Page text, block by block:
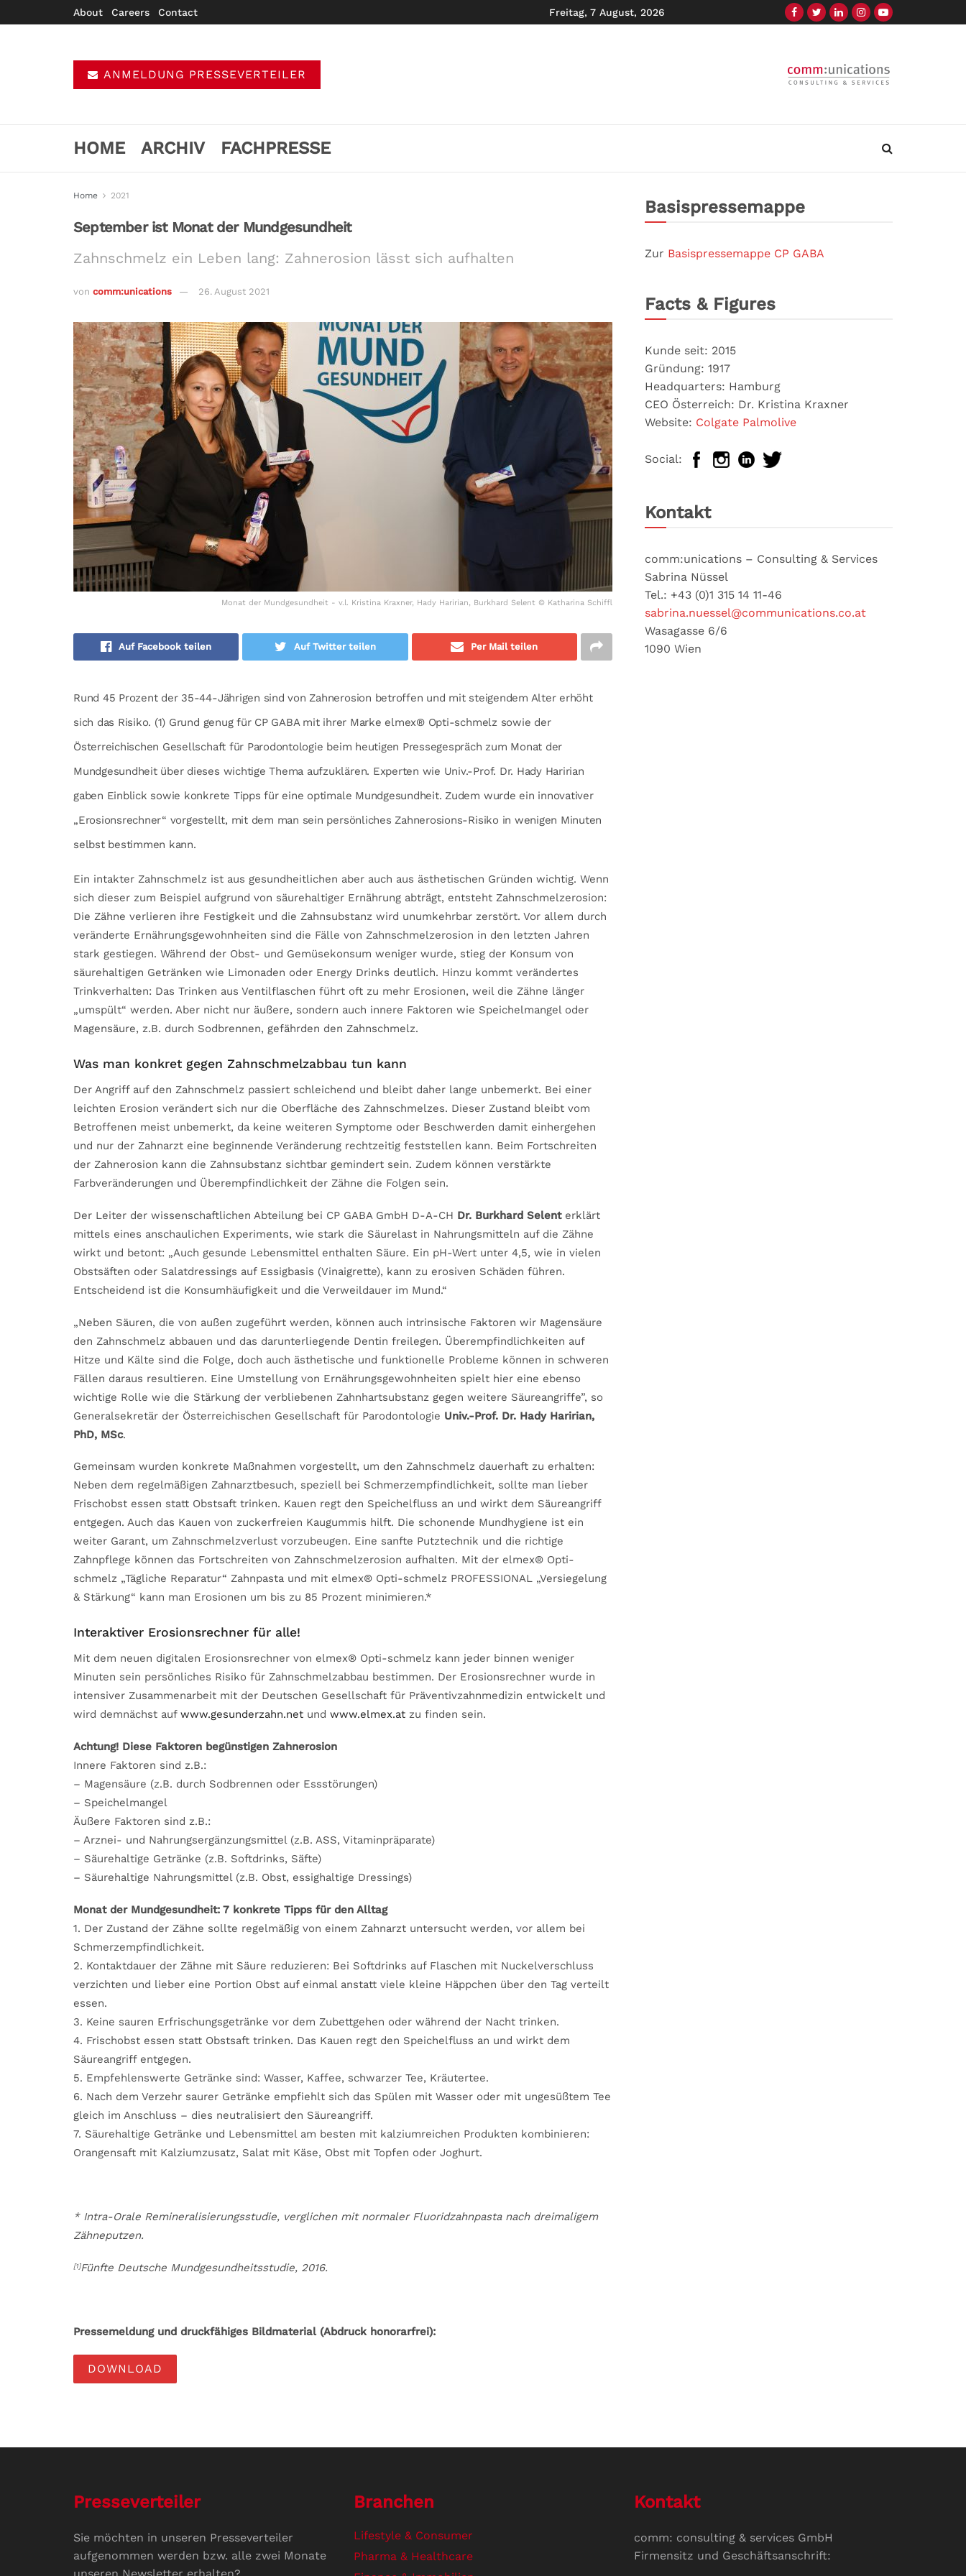
About Careers Contact Freitag, 7 August, 2026
ANMELDUNG PRESSEVERTEILER
HOME ARCHIV FACHPRESSE
Home 2021
September ist Monat der Mundgesundheit
Zahnschmelz ein Leben lang: Zahnerosion lässt sich aufhalten
von comm:unications 26. August 2021
Monat der Mundgesundheit - v.l. Kristina Kraxner, Hady Haririan, Burkhard Selent © Katharina Schiffl
Auf Facebook teilen Auf Twitter teilen Per Mail teilen
Rund 45 Prozent der 35-44-Jährigen sind von Zahnerosion betroffen und mit steigendem Alter erhöht
sich das Risiko. (1) Grund genug für CP GABA mit ihrer Marke elmex® Opti-schmelz sowie der
Österreichischen Gesellschaft für Parodontologie beim heutigen Pressegespräch zum Monat der
Mundgesundheit über dieses wichtige Thema aufzuklären. Experten wie Univ.-Prof. Dr. Hady Haririan
gaben Einblick sowie konkrete Tipps für eine optimale Mundgesundheit. Zudem wurde ein innovativer
„Erosionsrechner“ vorgestellt, mit dem man sein persönliches Zahnerosions-Risiko in wenigen Minuten
selbst bestimmen kann.
Ein intakter Zahnschmelz ist aus gesundheitlichen aber auch aus ästhetischen Gründen wichtig. Wenn
sich dieser zum Beispiel aufgrund von säurehaltiger Ernährung abträgt, entsteht Zahnschmelzerosion:
Die Zähne verlieren ihre Festigkeit und die Zahnsubstanz wird unumkehrbar zerstört. Vor allem durch
veränderte Ernährungsgewohnheiten sind die Fälle von Zahnschmelzerosion in den letzten Jahren
stark gestiegen. Während der Obst- und Gemüsekonsum weniger wurde, stieg der Konsum von
säurehaltigen Getränken wie Limonaden oder Energy Drinks deutlich. Hinzu kommt verändertes
Trinkverhalten: Das Trinken aus Ventilflaschen führt oft zu mehr Erosionen, weil die Zähne länger
„umspült“ werden. Aber nicht nur äußere, sondern auch innere Faktoren wie Speichelmangel oder
Magensäure, z.B. durch Sodbrennen, gefährden den Zahnschmelz.
Was man konkret gegen Zahnschmelzabbau tun kann
Der Angriff auf den Zahnschmelz passiert schleichend und bleibt daher lange unbemerkt. Bei einer
leichten Erosion verändert sich nur die Oberfläche des Zahnschmelzes. Dieser Zustand bleibt vom
Betroffenen meist unbemerkt, da keine weiteren Symptome oder Beschwerden damit einhergehen
und nur der Zahnarzt eine beginnende Veränderung rechtzeitig feststellen kann. Beim Fortschreiten
der Zahnerosion kann die Zahnsubstanz sichtbar gemindert sein. Zudem können verstärkte
Farbveränderungen und Überempfindlichkeit der Zähne die Folgen sein.
Der Leiter der wissenschaftlichen Abteilung bei CP GABA GmbH D-A-CH Dr. Burkhard Selenterklärt
mittels eines anschaulichen Experiments, wie stark die Säurelast in Nahrungsmitteln auf die Zähne
wirkt und betont: „Auch gesunde Lebensmittel enthalten Säure. Ein pH-Wert unter 4,5, wie in vielen
Obstsäften oder Salatdressings auf Essigbasis (Vinaigrette), kann zu erosiven Schäden führen.
Entscheidend ist die Konsumhäufigkeit und die Verweildauer im Mund.“
„Neben Säuren, die von außen zugeführt werden, können auch intrinsische Faktoren wir Magensäure
den Zahnschmelz abbauen und das darunterliegende Dentin freilegen. Überempfindlichkeiten auf
Hitze und Kälte sind die Folge, doch auch ästhetische und funktionelle Probleme können in schweren
Fällen daraus resultieren. Eine Umstellung von Ernährungsgewohnheiten spielt hier eine ebenso
wichtige Rolle wie die Stärkung der verbliebenen Zahnhartsubstanz gegen weitere Säureangriffe”, so
Generalsekretär der Österreichischen Gesellschaft für Parodontologie Univ.-Prof. Dr. Hady Haririan,
PhD, MSc.
Gemeinsam wurden konkrete Maßnahmen vorgestellt, um den Zahnschmelz dauerhaft zu erhalten:
Neben dem regelmäßigen Zahnarztbesuch, speziell bei Schmerzempfindlichkeit, sollte man lieber
Frischobst essen statt Obstsaft trinken. Kauen regt den Speichelfluss an und wirkt dem Säureangriff
entgegen. Auch das Kauen von zuckerfreien Kaugummis hilft. Die schonende Mundhygiene ist ein
weiter Garant, um Zahnschmelzverlust vorzubeugen. Eine sanfte Putztechnik und die richtige
Zahnpflege können das Fortschreiten von Zahnschmelzerosion aufhalten. Mit der elmex® Opti-
schmelz „Tägliche Reparatur“ Zahnpasta und mit elmex® Opti-schmelz PROFESSIONAL „Versiegelung
& Stärkung“ kann man Erosionen um bis zu 85 Prozent minimieren.*
Interaktiver Erosionsrechner für alle!
Mit dem neuen digitalen Erosionsrechner von elmex® Opti-schmelz kann jeder binnen weniger
Minuten sein persönliches Risiko für Zahnschmelzabbau bestimmen. Der Erosionsrechner wurde in
intensiver Zusammenarbeit mit der Deutschen Gesellschaft für Präventivzahnmedizin entwickelt und
wird demnächst auf www.gesunderzahn.net und www.elmex.at zu finden sein.
Achtung! Diese Faktoren begünstigen Zahnerosion
Innere Faktoren sind z.B.:
– Magensäure (z.B. durch Sodbrennen oder Essstörungen)
– Speichelmangel
Äußere Faktoren sind z.B.:
– Arznei- und Nahrungsergänzungsmittel (z.B. ASS, Vitaminpräparate)
– Säurehaltige Getränke (z.B. Softdrinks, Säfte)
– Säurehaltige Nahrungsmittel (z.B. Obst, essighaltige Dressings)
Monat der Mundgesundheit: 7 konkrete Tipps für den Alltag
1. Der Zustand der Zähne sollte regelmäßig von einem Zahnarzt untersucht werden, vor allem bei
Schmerzempfindlichkeit.
2. Kontaktdauer der Zähne mit Säure reduzieren: Bei Softdrinks auf Flaschen mit Nuckelverschluss
verzichten und lieber eine Portion Obst auf einmal anstatt viele kleine Häppchen über den Tag verteilt
essen.
3. Keine sauren Erfrischungsgetränke vor dem Zubettgehen oder während der Nacht trinken.
4. Frischobst essen statt Obstsaft trinken. Das Kauen regt den Speichelfluss an und wirkt dem
Säureangriff entgegen.
5. Empfehlenswerte Getränke sind: Wasser, Kaffee, schwarzer Tee, Kräutertee.
6. Nach dem Verzehr saurer Getränke empfiehlt sich das Spülen mit Wasser oder mit ungesüßtem Tee
gleich im Anschluss – dies neutralisiert den Säureangriff.
7. Säurehaltige Getränke und Lebensmittel am besten mit kalziumreichen Produkten kombinieren:
Orangensaft mit Kalziumzusatz, Salat mit Käse, Obst mit Topfen oder Joghurt.
* Intra-Orale Remineralisierungsstudie, verglichen mit normaler Fluoridzahnpasta nach dreimaligem
Zähneputzen.
[1]Fünfte Deutsche Mundgesundheitsstudie, 2016.
Pressemeldung und druckfähiges Bildmaterial (Abdruck honorarfrei):
DOWNLOAD
Basispressemappe
Zur Basispressemappe CP GABA
Facts & Figures
Kunde seit: 2015
Gründung: 1917
Headquarters: Hamburg
CEO Österreich: Dr. Kristina Kraxner
Website: Colgate Palmolive
Social:
Kontakt
comm:unications – Consulting & Services
Sabrina Nüssel
Tel.: +43 (0)1 315 14 11-46
sabrina.nuessel@communications.co.at
Wasagasse 6/6
1090 Wien
Presseverteiler
Sie möchten in unseren Presseverteiler
aufgenommen werden bzw. alle zwei Monate
Branchen
Lifestyle & Consumer
Pharma & Healthcare
Kontakt
comm: consulting & services GmbH
Firmensitz und Geschäftsanschrift: